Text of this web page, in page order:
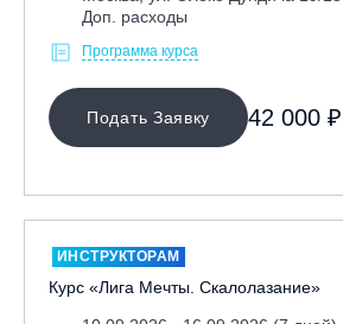
Доп. расходы
Программа курса
Подать Заявку 42 000 ₽
ИНСТРУКТОРАМ
Курс «Лига Мечты. Скалолазание»